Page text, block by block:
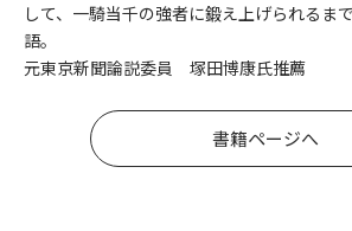
して、一騎当千の強者に鍛え上げられるま
語。
元東京新聞論説委員 塚田博康氏推薦
書籍ページへ